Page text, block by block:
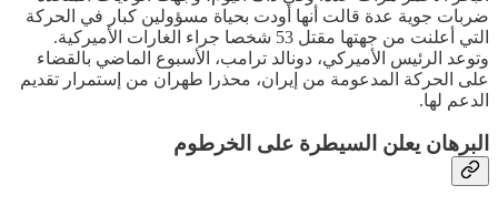
ضربات جوية عدة قالت أنها أودت بحياة مسؤولين كبار في الحركة
التي أعلنت من جهتها مقتل 53 شخصا جراء الغارات الأميركية.
وتوعد الرئيس الأميركي، دونالد ترامب، الأسبوع الماضي بالقضاء
على الحركة المدعومة من إيران، محذرا طهران من إستمرار تقديم
الدعم لها.
البرهان يعلن السيطرة على الخرطوم